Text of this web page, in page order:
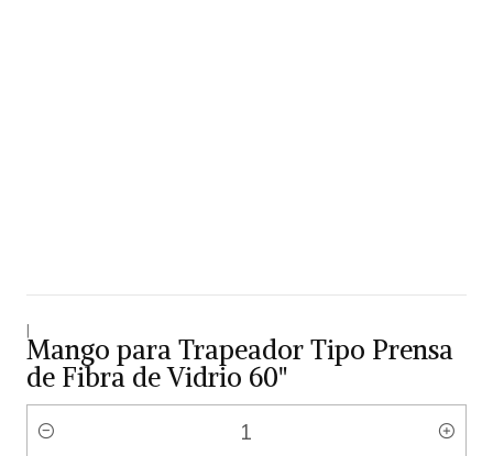
|
Mango para Trapeador Tipo Prensa
de Fibra de Vidrio 60"
Cantidad